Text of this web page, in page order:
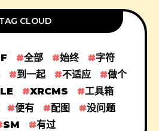
TAG CLOUD
全部 始终
字符
到一起 不适应
做个
XRCMS
工具箱
便有 配图
没问题
SM
有过